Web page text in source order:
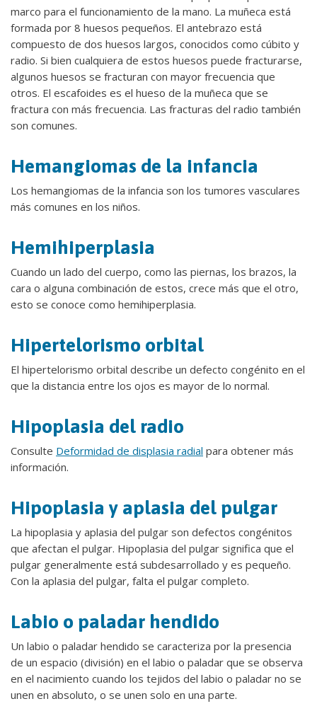
marco para el funcionamiento de la mano. La muñeca está
formada por 8 huesos pequeños. El antebrazo está
compuesto de dos huesos largos, conocidos como cúbito y
radio. Si bien cualquiera de estos huesos puede fracturarse,
algunos huesos se fracturan con mayor frecuencia que
otros. El escafoides es el hueso de la muñeca que se
fractura con más frecuencia. Las fracturas del radio también
son comunes.
Hemangiomas de la infancia
Los hemangiomas de la infancia son los tumores vasculares
más comunes en los niños.
Hemihiperplasia
Cuando un lado del cuerpo, como las piernas, los brazos, la
cara o alguna combinación de estos, crece más que el otro,
esto se conoce como hemihiperplasia.
Hipertelorismo orbital
El hipertelorismo orbital describe un defecto congénito en el
que la distancia entre los ojos es mayor de lo normal.
Hipoplasia del radio
Consulte Deformidad de displasia radial para obtener más
información.
Hipoplasia y aplasia del pulgar
La hipoplasia y aplasia del pulgar son defectos congénitos
que afectan el pulgar. Hipoplasia del pulgar significa que el
pulgar generalmente está subdesarrollado y es pequeño.
Con la aplasia del pulgar, falta el pulgar completo.
Labio o paladar hendido
Un labio o paladar hendido se caracteriza por la presencia
de un espacio (división) en el labio o paladar que se observa
en el nacimiento cuando los tejidos del labio o paladar no se
unen en absoluto, o se unen solo en una parte.